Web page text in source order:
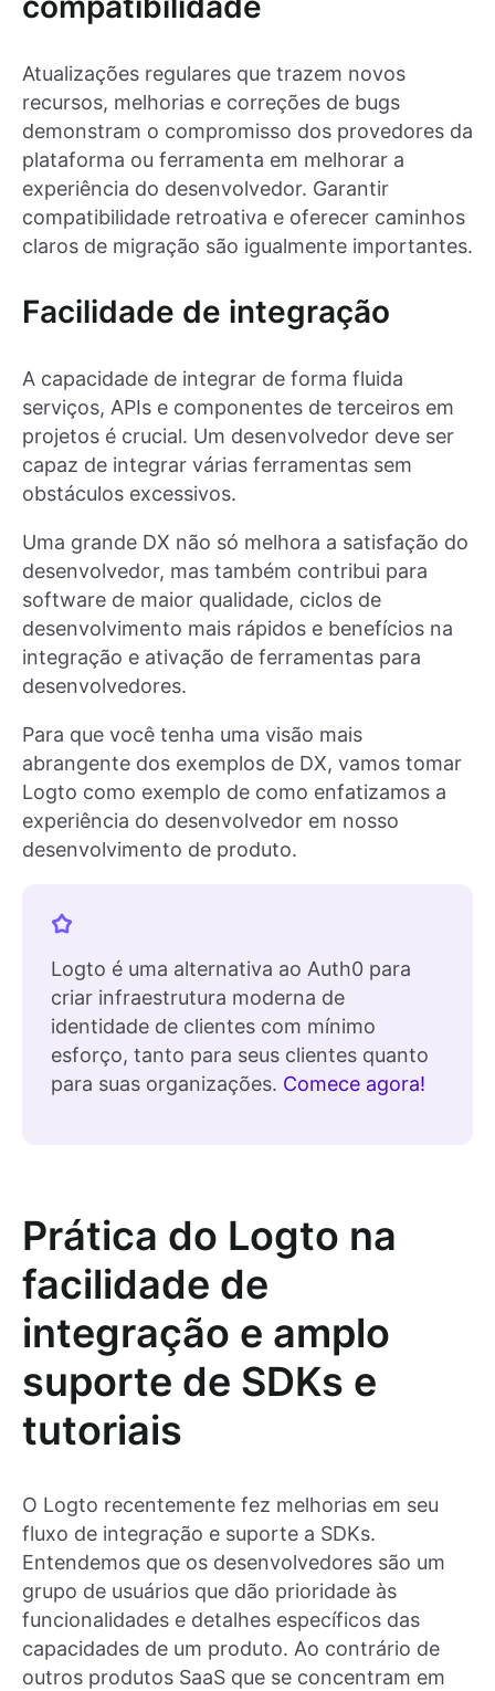
Atualizações regulares que trazem novos
recursos, melhorias e correções de bugs
demonstram o compromisso dos provedores da
plataforma ou ferramenta em melhorar a
experiência do desenvolvedor. Garantir
compatibilidade retroativa e oferecer caminhos
claros de migração são igualmente importantes.
Facilidade de integração
A capacidade de integrar de forma fluida
serviços, APIs e componentes de terceiros em
projetos é crucial. Um desenvolvedor deve ser
capaz de integrar várias ferramentas sem
obstáculos excessivos.
Uma grande DX não só melhora a satisfação do
desenvolvedor, mas também contribui para
software de maior qualidade, ciclos de
desenvolvimento mais rápidos e benefícios na
integração e ativação de ferramentas para
desenvolvedores.
Para que você tenha uma visão mais
abrangente dos exemplos de DX, vamos tomar
Logto como exemplo de como enfatizamos a
experiência do desenvolvedor em nosso
desenvolvimento de produto.
Logto é uma alternativa ao Auth0 para
criar infraestrutura moderna de
identidade de clientes com mínimo
esforço, tanto para seus clientes quanto
para suas organizações. Comece agora!
Prática do Logto na
facilidade de
integração e amplo
suporte de SDKs e
tutoriais
O Logto recentemente fez melhorias em seu
fluxo de integração e suporte a SDKs.
Entendemos que os desenvolvedores são um
grupo de usuários que dão prioridade às
funcionalidades e detalhes específicos das
capacidades de um produto. Ao contrário de
outros produtos SaaS que se concentram em